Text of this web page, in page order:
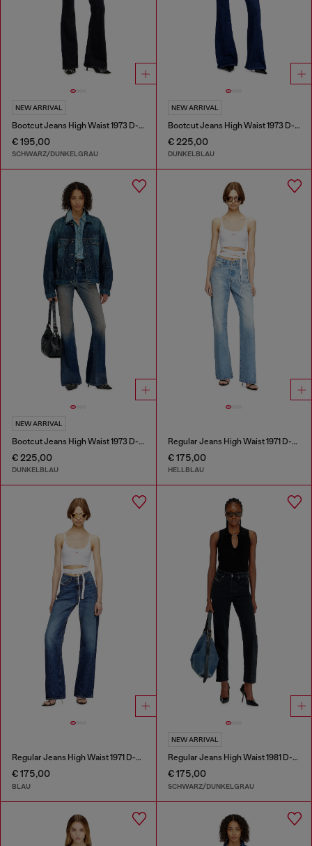
NEW ARRIVAL
Bootcut Jeans High Waist 1973 D-Partt
€ 195,00
SCHWARZ/DUNKELGRAU
NEW ARRIVAL
Bootcut Jeans High Waist 1973 D-Partt
€ 225,00
DUNKELBLAU
NEW ARRIVAL
Bootcut Jeans High Waist 1973 D-Partt
€ 225,00
DUNKELBLAU
Regular Jeans High Waist 1971 D-Sent
€ 175,00
HELLBLAU
Regular Jeans High Waist 1971 D-Sent
€ 175,00
BLAU
NEW ARRIVAL
Regular Jeans High Waist 1981 D-Went
€ 175,00
SCHWARZ/DUNKELGRAU